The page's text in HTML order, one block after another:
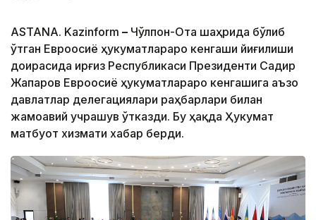
ASTANA. Kazinform – Чўлпон-Ота шаҳрида бўлиб
ўтган Евроосиё ҳукуматлараро кенгаши йиғилиши
доирасида Қирғиз Республикаси Президенти Садир
Жапаров Евроосиё ҳукуматлараро кенгашига аъзо
давлатлар делегациялари раҳбарлари билан
жамоавий учрашув ўтказди. Бу ҳақда Ҳукумат
матбуот хизмати хабар берди.